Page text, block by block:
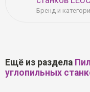
Бренд и
Ещё из раздела
углопильных